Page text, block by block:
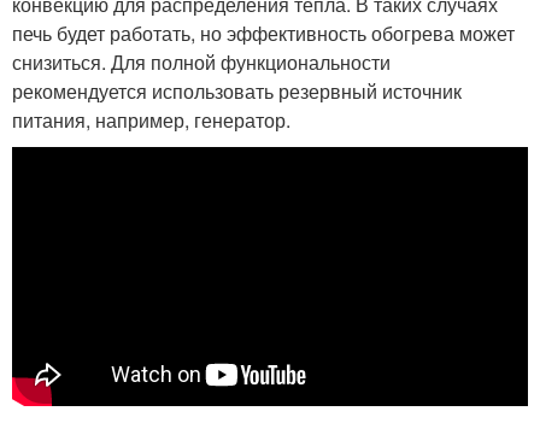
печь будет работать, но эффективность обогрева может
снизиться. Для полной функциональности
рекомендуется использовать резервный источник
питания, например, генератор.